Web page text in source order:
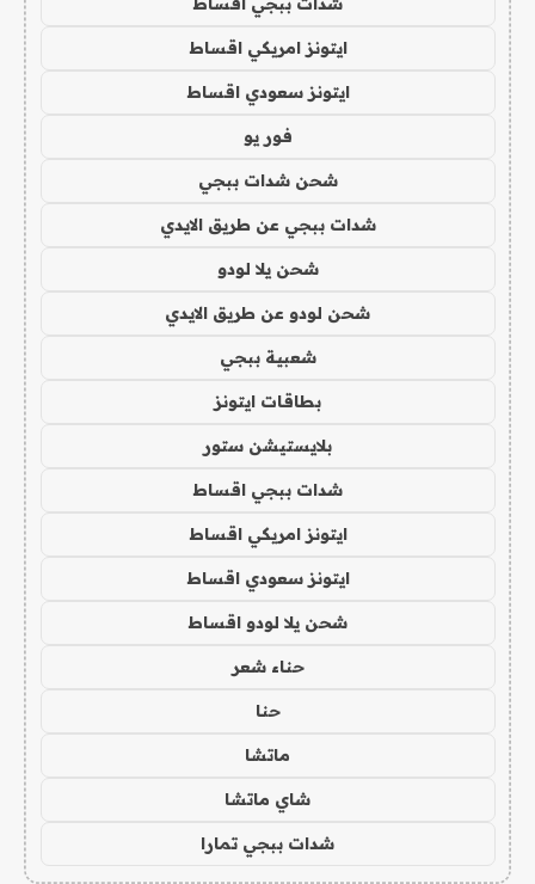
ايتونز امريكي اقساط
ايتونز سعودي اقساط
فور يو
شحن شدات ببجي
شدات ببجي عن طريق الايدي
شحن يلا لودو
شحن لودو عن طريق الايدي
شعبية ببجي
بطاقات ايتونز
بلايستيشن ستور
شدات ببجي اقساط
ايتونز امريكي اقساط
ايتونز سعودي اقساط
شحن يلا لودو اقساط
حناء شعر
حنا
ماتشا
شاي ماتشا
شدات ببجي تمارا